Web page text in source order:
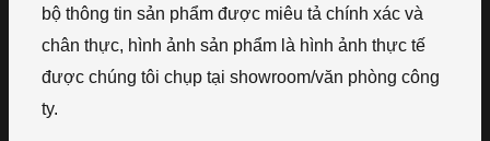
bộ thông tin sản phẩm được miêu tả chính xác và
chân thực, hình ảnh sản phẩm là hình ảnh thực tế
được chúng tôi chụp tại showroom/văn phòng công
ty.